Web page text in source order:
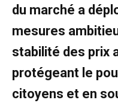
du marché a
mesures
stabilité des prix
protégeant le
citoyens et en